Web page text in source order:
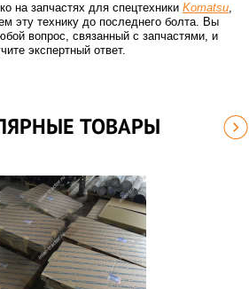
на запчастях для спецтехники Komatsu,
эту технику до последнего болта. Вы
вопрос, связанный с запчастями, и
экспертный ответ.
ТОВАРЫ